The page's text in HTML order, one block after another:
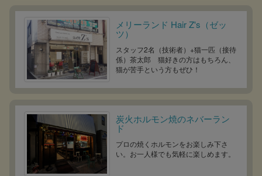
メリーランド Hair Z's（ゼッ
ツ）
スタッフ2名（技術者）+猫一匹（接待
係）茶太郎 猫好きの方はもちろん、
猫が苦手という方もぜひ！
炭火ホルモン焼のネバーラン
ド
プロの焼くホルモンをお楽しみ下さ
い。お一人様でも気軽に楽しめます。